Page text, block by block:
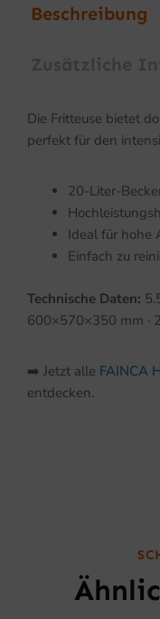
Beschreibung
Die Fritteuse bietet
perfekt für den
20-Liter-
Ideal für hohe
Einfach zu
Technische Daten:
600×570×350 mm ·
➡️ Jetzt alle FAINCA
entdecken.